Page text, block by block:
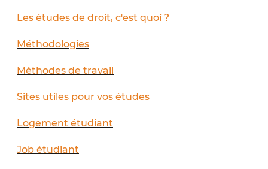
Les études de droit, c'est quoi ?
Méthodologies
Méthodes de travail
Sites utiles pour vos études
Logement étudiant
Job étudiant